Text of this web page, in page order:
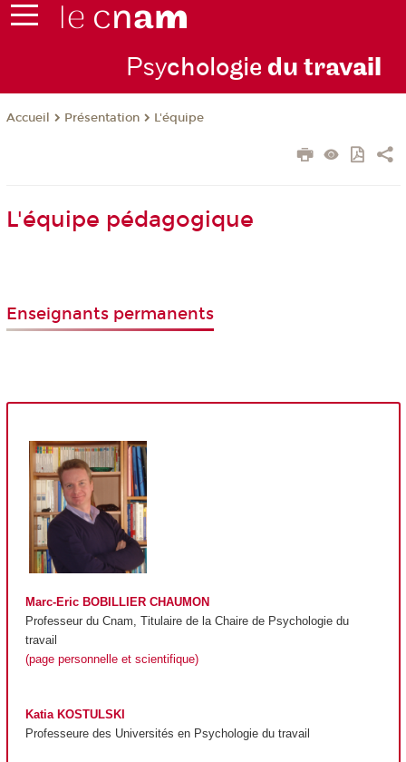
Psychologie du travail
Accueil Présentation L'équipe
L'équipe pédagogique
Enseignants permanents
Marc-Eric BOBILLIER CHAUMON
Professeur du Cnam, Titulaire de la Chaire de Psychologie du
travail
(page personnelle et scientifique)
Katia KOSTULSKI
Professeure des Universités en Psychologie du travail